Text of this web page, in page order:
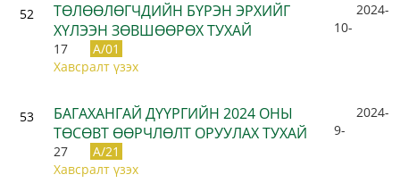
52
ТӨЛӨӨЛӨГЧДИЙН БҮРЭН ЭРХИЙГ
ХҮЛЭЭН ЗӨВШӨӨРӨХ ТУХАЙ
2024-
10-
17
A/01
Хавсралт үзэх
53
БАГАХАНГАЙ ДҮҮРГИЙН 2024 ОНЫ
ТӨСӨВТ ӨӨРЧЛӨЛТ ОРУУЛАХ ТУХАЙ
2024-
9-
27
A/21
Хавсралт үзэх